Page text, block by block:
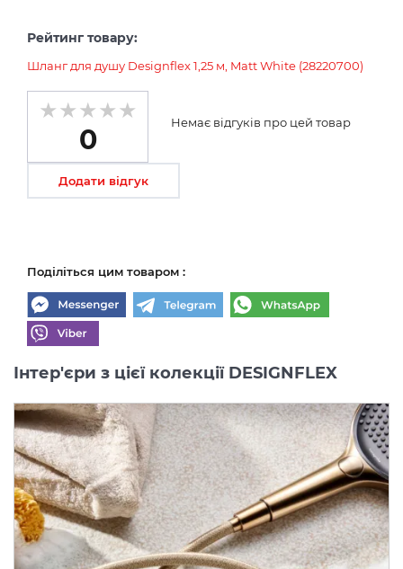
Рейтинг товару:
Шланг для душу Designflex 1,25 м, Matt White (28220700)
0
Немає відгуків про цей товар
Додати відгук
Поділіться цим товаром :
Інтер'єри з цієї колекції DESIGNFLEX